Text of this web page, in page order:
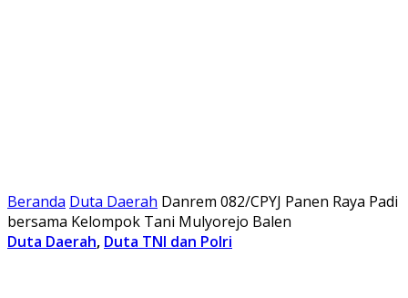
Beranda Duta Daerah Danrem 082/CPYJ Panen Raya Padi
bersama Kelompok Tani Mulyorejo Balen
Duta Daerah, Duta TNI dan Polri